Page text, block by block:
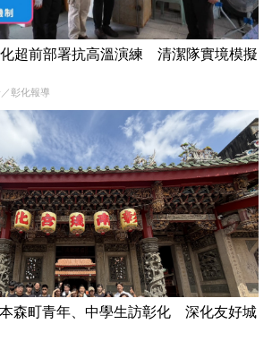
超前部署抗高溫演練 清潔隊實境模擬
彰化報導
森町青年、中學生訪彰化 深化友好城